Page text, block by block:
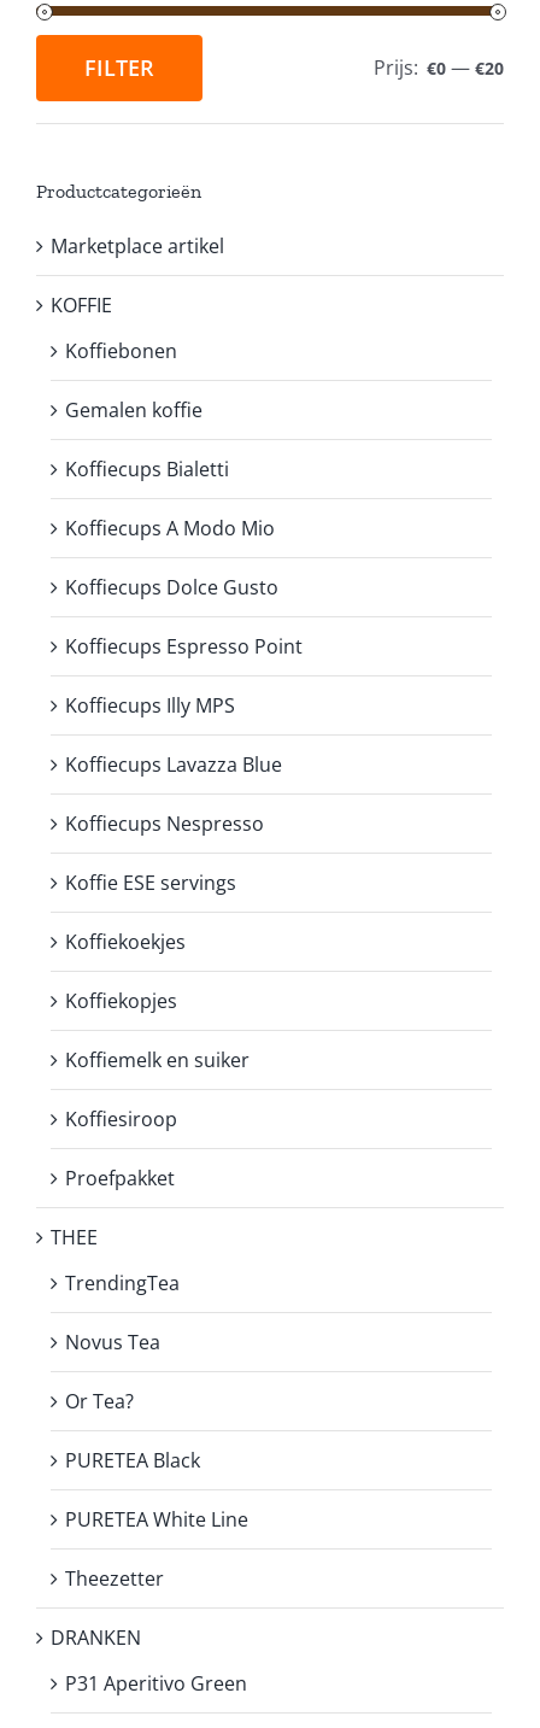
prijs
prijs
FILTER Prijs: €0 — €20
Productcategorieën
Marketplace artikel
KOFFIE
Koffiebonen
Gemalen koffie
Koffiecups Bialetti
Koffiecups A Modo Mio
Koffiecups Dolce Gusto
Koffiecups Espresso Point
Koffiecups Illy MPS
Koffiecups Lavazza Blue
Koffiecups Nespresso
Koffie ESE servings
Koffiekoekjes
Koffiekopjes
Koffiemelk en suiker
Koffiesiroop
Proefpakket
THEE
TrendingTea
Novus Tea
Or Tea?
PURETEA Black
PURETEA White Line
Theezetter
DRANKEN
P31 Aperitivo Green